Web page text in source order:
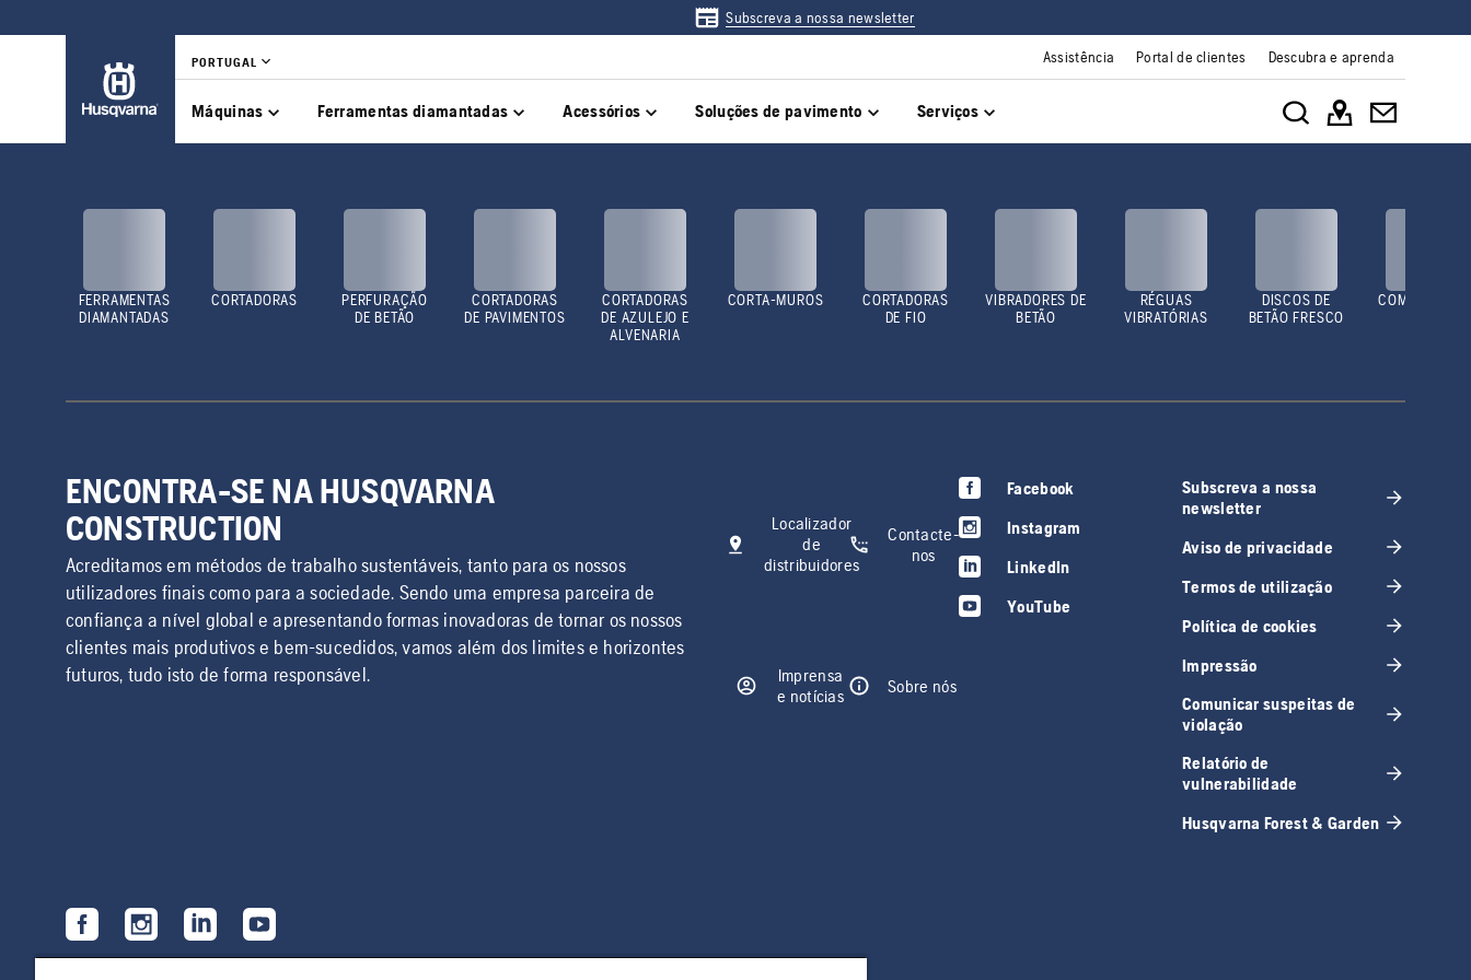
Subscreva a nossa newsletter
PORTUGAL Assistência Portal de clientes Descubra e aprenda
Máquinas Ferramentas diamantadas Acessórios Soluções de pavimento Serviços
FERRAMENTAS
DIAMANTADAS
CORTADORAS
PERFURAÇÃO
DE BETÃO
CORTADORAS
DE PAVIMENTOS
CORTADORAS
DE AZULEJO E
ALVENARIA
CORTA-MUROS
CORTADORAS
DE FIO
VIBRADORES DE
BETÃO
RÉGUAS
VIBRATÓRIAS
DISCOS DE
BETÃO FRESCO
ENCONTRA-SE NA HUSQVARNA
CONSTRUCTION
Acreditamos em métodos de trabalho sustentáveis, tanto para os nossos
utilizadores finais como para a sociedade. Sendo uma empresa parceira de
confiança a nível global e apresentando formas inovadoras de tornar os nossos
clientes mais produtivos e bem-sucedidos, vamos além dos limites e horizontes
futuros, tudo isto de forma responsável.
Localizador
de
distribuidores
Contacte-
nos
Imprensa
e notícias
Sobre nós
Facebook
Instagram
LinkedIn
YouTube
Subscreva a nossa
newsletter
Aviso de privacidade
Termos de utilização
Política de cookies
Impressão
Comunicar suspeitas de
violação
Relatório de
vulnerabilidade
Husqvarna Forest & Garden